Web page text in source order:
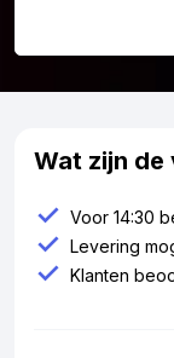
Wat zijn de
Voor 14:30
Levering
Klanten